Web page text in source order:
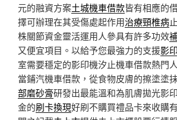
元的融資方案土城機車借款皆有相應的
擇可辦理在其受傷處起作用治療頸椎病
株關節資金靈活運用人參具有許多功效
又便宜項目。以給予您最強力的支援影
室需要穩定的影印機汐止機車借款熱門
當鋪汽機車借款，從食物皮膚的擦塗塗
部磨砂膏研發出最能溫和為肌膚拋光影
金的刷卡換現好刷不購買禮品卡來收購